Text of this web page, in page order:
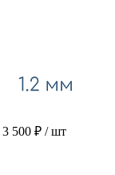
3 500 ₽ / шт